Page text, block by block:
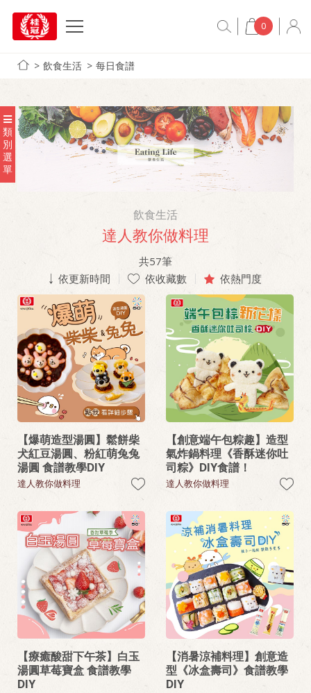
0
飲食生活 每日食譜
類
別
選
單
飲食生活
達人教你做料理
共57筆
依更新時間
依收藏數 依熱門度
【爆萌造型湯圓】鬆餅柴
犬紅豆湯圓、粉紅萌兔兔
湯圓 食譜教學DIY
達人教你做料理
【創意端午包粽趣】造型
氣炸鍋料理《香酥迷你吐
司粽》DIY食譜！
達人教你做料理
【療癒酸甜下午茶】白玉
湯圓草莓寶盒 食譜教學
DIY
【消暑涼補料理】創意造
型《冰盒壽司》食譜教學
DIY